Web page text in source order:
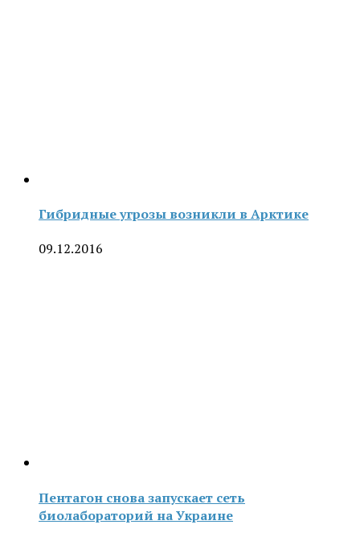
Гибридные угрозы возникли в Арктике
09.12.2016
Пентагон снова запускает сеть
биолабораторий на Украине